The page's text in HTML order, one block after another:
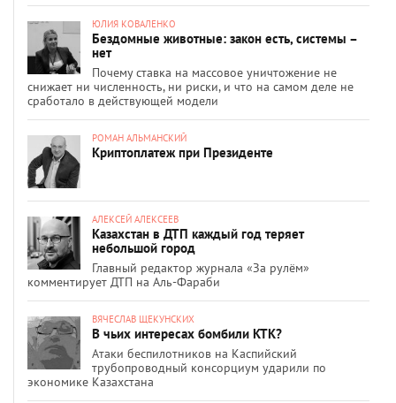
ЮЛИЯ КОВАЛЕНКО
Бездомные животные: закон есть, системы –
нет
Почему ставка на массовое уничтожение не
снижает ни численность, ни риски, и что на самом деле не
сработало в действующей модели
РОМАН АЛЬМАНСКИЙ
Криптоплатеж при Президенте
АЛЕКСЕЙ АЛЕКСЕЕВ
Казахстан в ДТП каждый год теряет
небольшой город
Главный редактор журнала «За рулём»
комментирует ДТП на Аль-Фараби
ВЯЧЕСЛАВ ЩЕКУНСКИХ
В чьих интересах бомбили КТК?
Атаки беспилотников на Каспийский
трубопроводный консорциум ударили по
экономике Казахстана